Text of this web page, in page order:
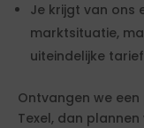
Je krijgt van ons
marktsituatie,
uiteindelijke tarief
Ontvangen we
Texel, dan